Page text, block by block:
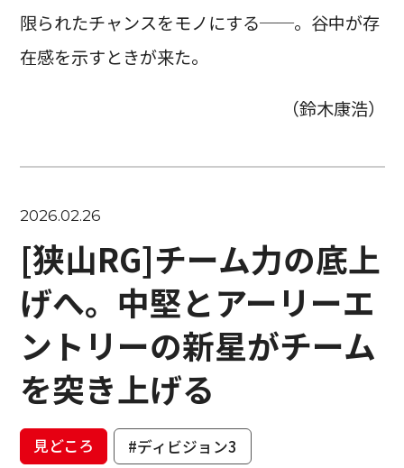
限られたチャンスをモノにする──。谷中が存
在感を示すときが来た。
（鈴木康浩）
2026.02.26
[狭山RG]チーム力の底上
げへ。中堅とアーリーエ
ントリーの新星がチーム
を突き上げる
見どころ #ディビジョン3